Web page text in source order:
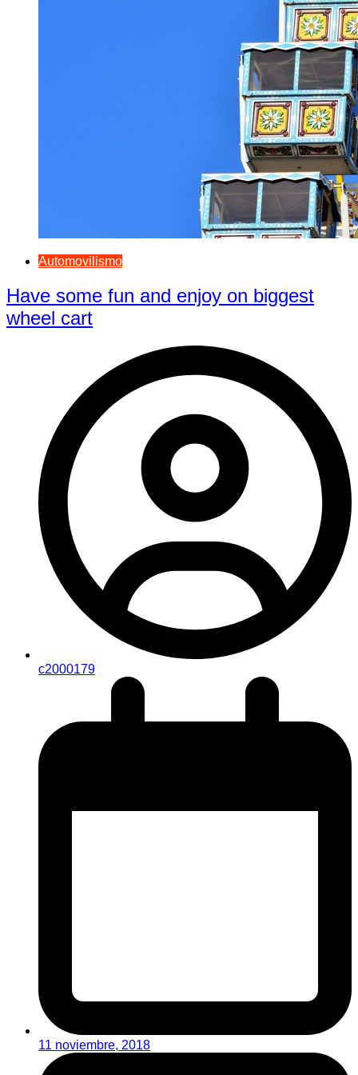
Automovilismo
Have some fun and enjoy on biggest
wheel cart
c2000179
11 noviembre, 2018